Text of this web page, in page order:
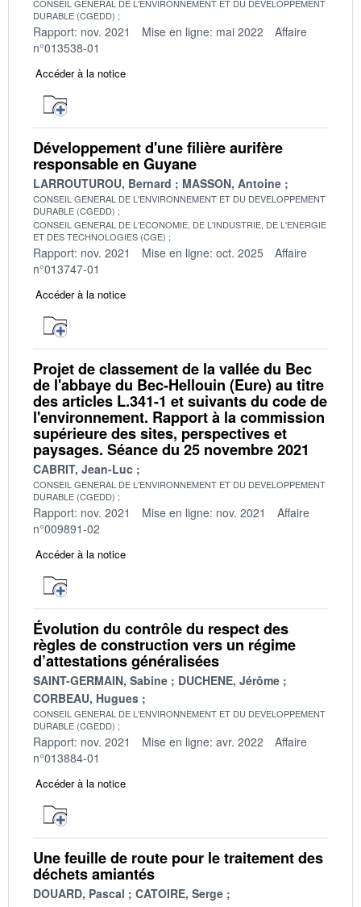
CONSEIL GENERAL DE L'ENVIRONNEMENT ET DU DEVELOPPEMENT
DURABLE (CGEDD)
Rapport: nov. 2021 Mise en ligne: mai 2022
Affaire
n°013538-01
Accéder à la notice
Développement d'une filière aurifère
responsable en Guyane
LARROUTUROU, Bernard MASSON, Antoine
CONSEIL GENERAL DE L'ENVIRONNEMENT ET DU DEVELOPPEMENT
DURABLE (CGEDD)
CONSEIL GENERAL DE L'ECONOMIE, DE L'INDUSTRIE, DE L'ENERGIE
ET DES TECHNOLOGIES (CGE)
Rapport: nov. 2021 Mise en ligne: oct. 2025
Affaire
n°013747-01
Accéder à la notice
Projet de classement de la vallée du Bec
de l'abbaye du Bec-Hellouin (Eure) au titre
des articles L.341-1 et suivants du code de
l'environnement. Rapport à la commission
supérieure des sites, perspectives et
paysages. Séance du 25 novembre 2021
CABRIT, Jean-Luc
CONSEIL GENERAL DE L'ENVIRONNEMENT ET DU DEVELOPPEMENT
DURABLE (CGEDD)
Rapport: nov. 2021 Mise en ligne: nov. 2021
Affaire
n°009891-02
Accéder à la notice
Évolution du contrôle du respect des
règles de construction vers un régime
d’attestations généralisées
SAINT-GERMAIN, Sabine
DUCHENE, Jérôme
CORBEAU, Hugues
CONSEIL GENERAL DE L'ENVIRONNEMENT ET DU DEVELOPPEMENT
DURABLE (CGEDD)
Rapport: nov. 2021 Mise en ligne: avr. 2022
Affaire
n°013884-01
Accéder à la notice
Une feuille de route pour le traitement des
déchets amiantés
DOUARD, Pascal
CATOIRE, Serge